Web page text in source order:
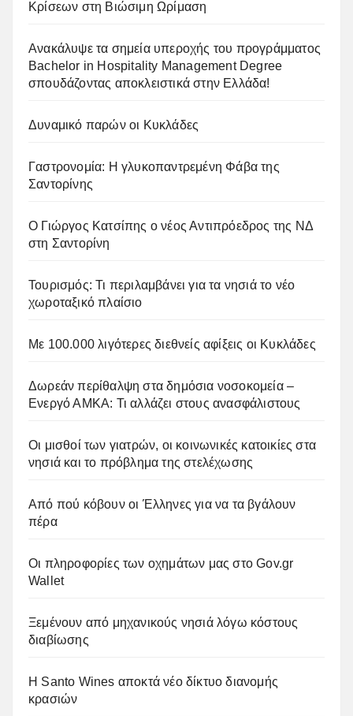
Κρίσεων στη Βιώσιμη Ωρίμαση
Ανακάλυψε τα σημεία υπεροχής του προγράμματος
Bachelor in Hospitality Management Degree
σπουδάζοντας αποκλειστικά στην Ελλάδα!
Δυναμικό παρών οι Κυκλάδες
Γαστρονομία: Η γλυκοπαντρεμένη Φάβα της
Σαντορίνης
Ο Γιώργος Κατσίπης ο νέος Αντιπρόεδρος της ΝΔ
στη Σαντορίνη
Τουρισμός: Τι περιλαμβάνει για τα νησιά το νέο
χωροταξικό πλαίσιο
Με 100.000 λιγότερες διεθνείς αφίξεις οι Κυκλάδες
Δωρεάν περίθαλψη στα δημόσια νοσοκομεία –
Ενεργό ΑΜΚΑ: Τι αλλάζει στους ανασφάλιστους
Οι μισθοί των γιατρών, οι κοινωνικές κατοικίες στα
νησιά και το πρόβλημα της στελέχωσης
Από πού κόβουν οι Έλληνες για να τα βγάλουν
πέρα
Οι πληροφορίες των οχημάτων μας στο Gov.gr
Wallet
Ξεμένουν από μηχανικούς νησιά λόγω κόστους
διαβίωσης
Η Santo Wines αποκτά νέο δίκτυο διανομής
κρασιών